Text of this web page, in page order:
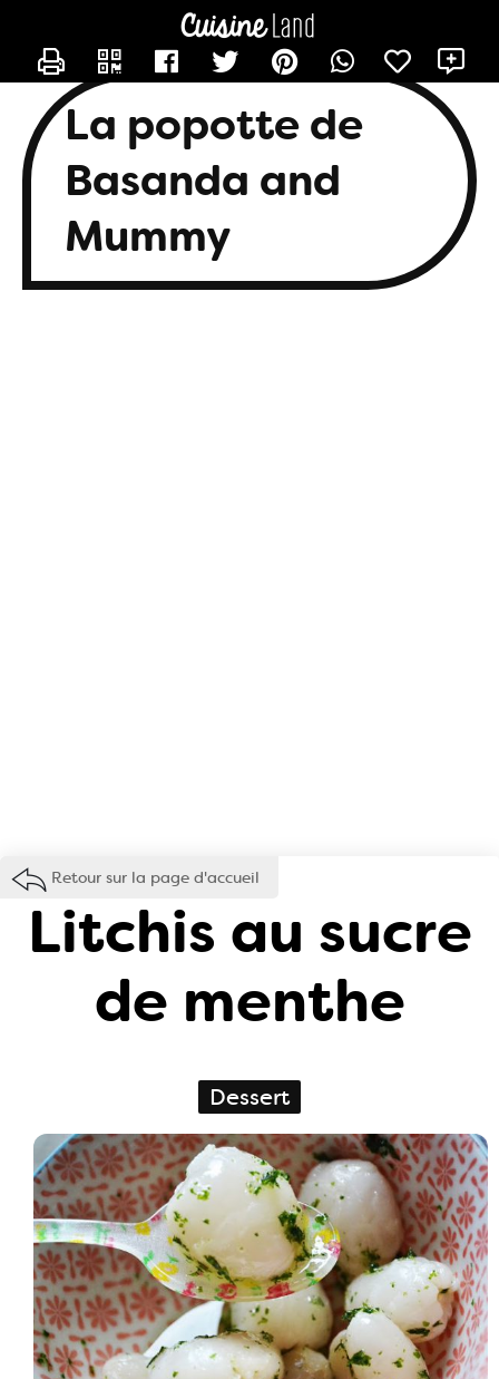
La popotte de
Basanda and
Mummy
Retour sur la page d'accueil
Litchis au sucre
de menthe
Dessert
CONTACTER BASANDA